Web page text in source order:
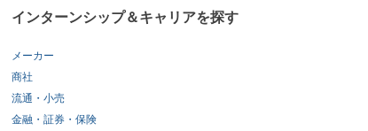
インターンシップ＆キャリアを探す
メーカー
商社
流通・小売
金融・証券・保険